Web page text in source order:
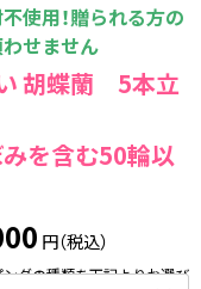
使用！贈られる方の
せません
胡蝶蘭 5本立
を含む50輪以
円（税込）
グの種類を下記よりお選び